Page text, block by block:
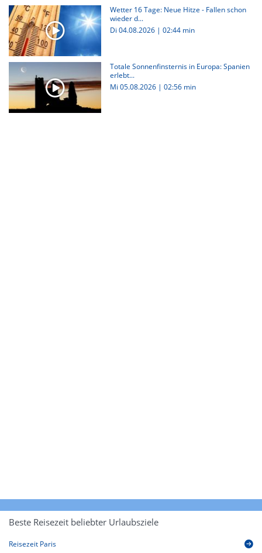
Wetter 16 Tage: Neue Hitze - Fallen schon
wieder d...
Di 04.08.2026 | 02:44 min
Totale Sonnenfinsternis in Europa: Spanien
erlebt...
Mi 05.08.2026 | 02:56 min
Beste Reisezeit beliebter Urlaubsziele
Reisezeit Paris